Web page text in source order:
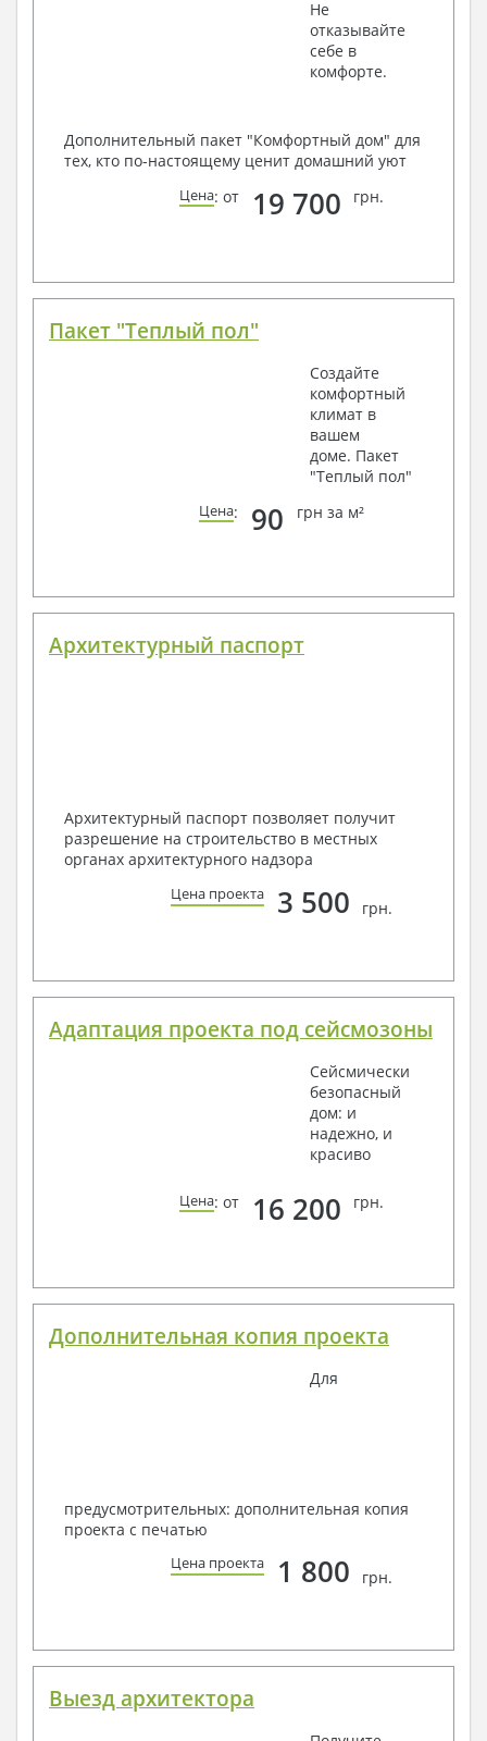
Не
отказывайте
себе в
комфорте.
Дополнительный пакет "Комфортный дом" для
тех, кто по-настоящему ценит домашний уют
Цена: от 19 700 грн.
Пакет "Теплый пол"
Создайте
комфортный
климат в
вашем
доме. Пакет
"Теплый пол"
Цена: 90 грн за м²
Архитектурный паспорт
Архитектурный паспорт позволяет получит
разрешение на строительство в местных
органах архитектурного надзора
Цена проекта 3 500 грн.
Адаптация проекта под сейсмозоны
Сейсмически
безопасный
дом: и
надежно, и
красиво
Цена: от 16 200 грн.
Дополнительная копия проекта
Для
предусмотрительных: дополнительная копия
проекта с печатью
Цена проекта 1 800 грн.
Выезд архитектора